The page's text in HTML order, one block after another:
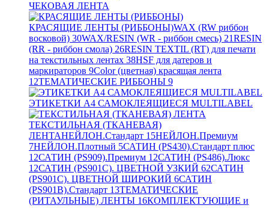
ЧЕКОВАЯ ЛЕНТА
КРАСЯЩИЕ ЛЕНТЫ (РИББОНЫ)WAX (RW риббон
восковой) 30WAX/RESIN (WR - риббон смесь) 21RESIN
(RR - риббон смола) 26RESIN TEXTIL (RT) для печати
на текстильных лентах 38HSF для датеров и
маркираторов 9Color (цветная) красящая лента
12ТЕМАТИЧЕСКИЕ РИББОНЫ 9
ЭТИКЕТКИ А4 САМОКЛЕЯЩИЕСЯ MULTILABEL
ТЕКСТИЛЬНАЯ (ТКАНЕВАЯ)
ЛЕНТАНЕЙЛОН.Стандарт 15НЕЙЛОН.Премиум
7НЕЙЛОН.Плотный 5САТИН (PS430).Стандарт плюс
12САТИН (PS909).Премиум 12САТИН (PS486).Люкс
12САТИН (PS901C). ЦВЕТНОЙ УЗКИЙ 62САТИН
(PS901C). ЦВЕТНОЙ ШИРОКИЙ 6САТИН
(PS901B).Стандарт 13ТЕМАТИЧЕСКИЕ
(РИТАУЛЬНЫЕ) ЛЕНТЫ 16КОМПЛЕКТУЮЩИЕ и